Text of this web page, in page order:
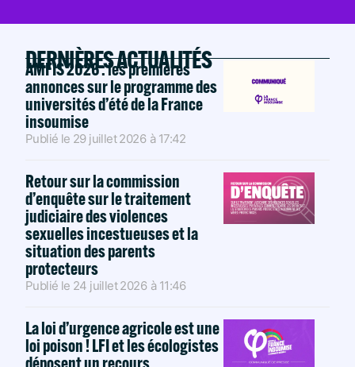
DERNIÈRES ACTUALITÉS
AMFIS 2026 : les premières
annonces sur le programme des
universités d’été de la France
insoumise
Publié le 29 juillet 2026 à 17:42
Retour sur la commission
d’enquête sur le traitement
judiciaire des violences
sexuelles incestueuses et la
situation des parents
protecteurs
Publié le 24 juillet 2026 à 11:46
La loi d’urgence agricole est une
loi poison ! LFI et les écologistes